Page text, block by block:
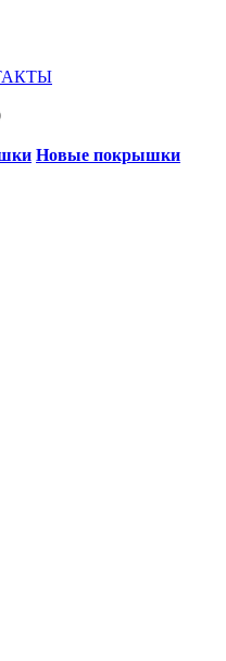
Новые покрышки